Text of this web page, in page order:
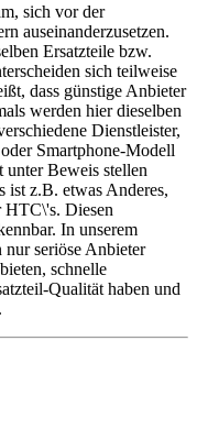
sich vor der
auseinanderzusetzen.
Ersatzteile bzw.
sich teilweise
dass günstige Anbieter
werden hier dieselben
Dienstleister,
Smartphone-Modell
unter Beweis stellen
ist z.B. etwas Anderes,
HTC\'s. Diesen
In unserem
seriöse Anbieter
schnelle
Qualität haben und